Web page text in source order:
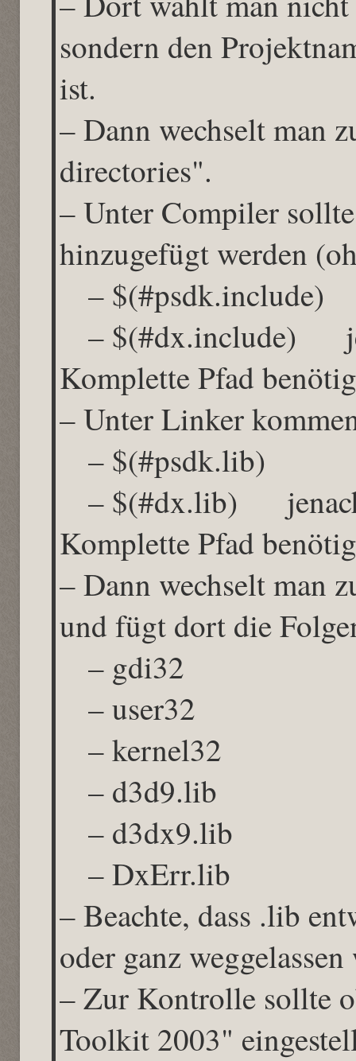
sondern den
ist.
– Dann wechselt man
directories".
– Unter Compiler
hinzugefügt werden
– $(#psdk.include)
– $(#dx.include)
Komplette Pfad
– Unter Linker
– $(#psdk.lib)
– $(#dx.lib)
Komplette Pfad
– Dann wechselt man
und fügt dort die
– gdi32
– user32
– kernel32
– d3d9.lib
– d3dx9.lib
– DxErr.lib
– Beachte, dass .lib
oder ganz
– Zur Kontrolle sollte
Toolkit 2003"